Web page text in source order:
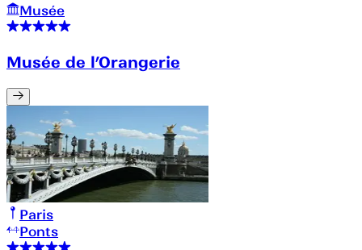
Musée
Musée de l’Orangerie
Paris
Ponts